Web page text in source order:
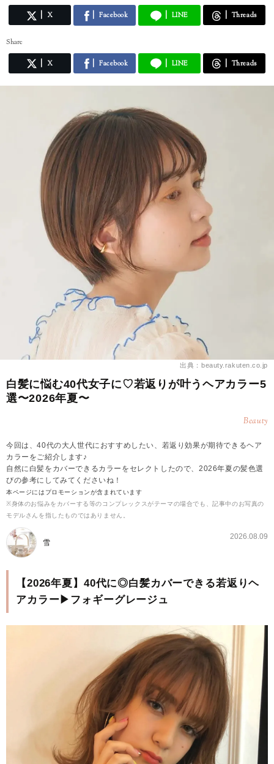
X Facebook LINE Threads
Share
X Facebook LINE Threads
出典：beauty.rakuten.co.jp
白髪に悩む40代女子に♡若返りが叶うヘアカラー5
選〜2026年夏〜
Beauty
今回は、40代の大人世代におすすめしたい、若返り効果が期待できるヘア
カラーをご紹介します♪
自然に白髪をカバーできるカラーをセレクトしたので、2026年夏の髪色選
びの参考にしてみてくださいね！
本ページにはプロモーションが含まれています
※身体のお悩みをカバーする等のコンプレックスがテーマの場合でも、記事中のお写真の
モデルさんを指したものではありません。
雪
2026.08.09
【2026年夏】40代に◎白髪カバーできる若返りヘ
アカラー▶フォギーグレージュ